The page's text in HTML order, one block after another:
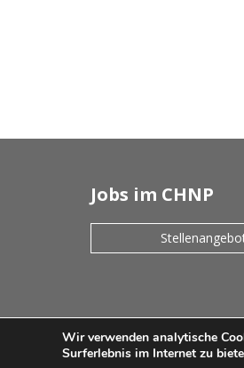
Jobs im CHNP
Wir verwenden analytische
Surferlebnis im Internet zu
©CHNP - Centre